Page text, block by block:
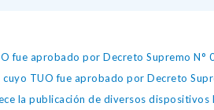
fue aprobado por Decreto Supremo N°
TUO fue aprobado por Decreto
la publicación de diversos dispositivos